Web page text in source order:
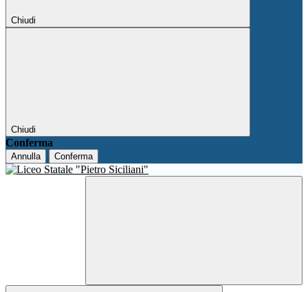
Chiudi
Chiudi
Conferma
Annulla Conferma